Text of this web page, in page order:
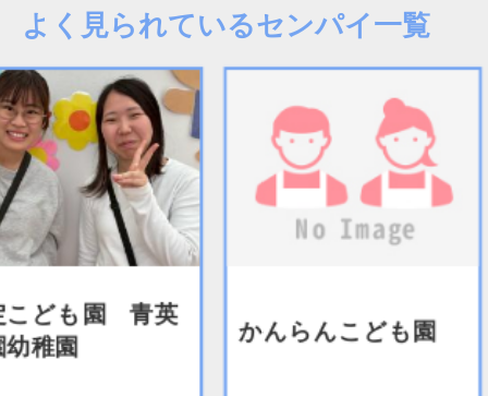
よく見られているセンパイ一覧
ども園 青英
稚園
かんらんこども園